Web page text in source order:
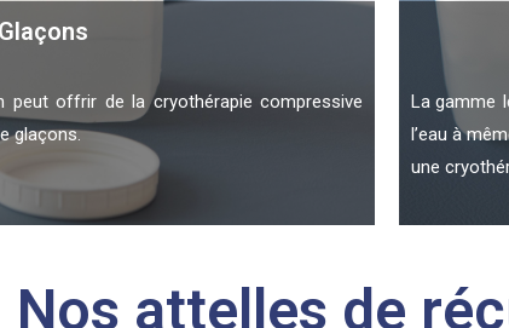
Glaçons
peut offrir de la cryothérapie compressive
glaçons.
La gamme
l’eau à
une
Nos attelles de